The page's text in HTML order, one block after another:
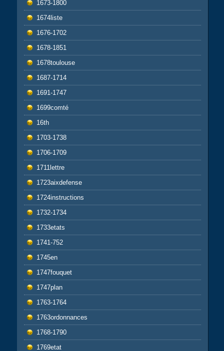
1673-1800
1674liste
1676-1702
1678-1851
1678toulouse
1687-1714
1691-1747
1699comté
16th
1703-1738
1706-1709
1711lettre
1723aixdefense
1724instructions
1732-1734
1733etats
1741-752
1745en
1747fouquet
1747plan
1763-1764
1763ordonnances
1768-1790
1769etat